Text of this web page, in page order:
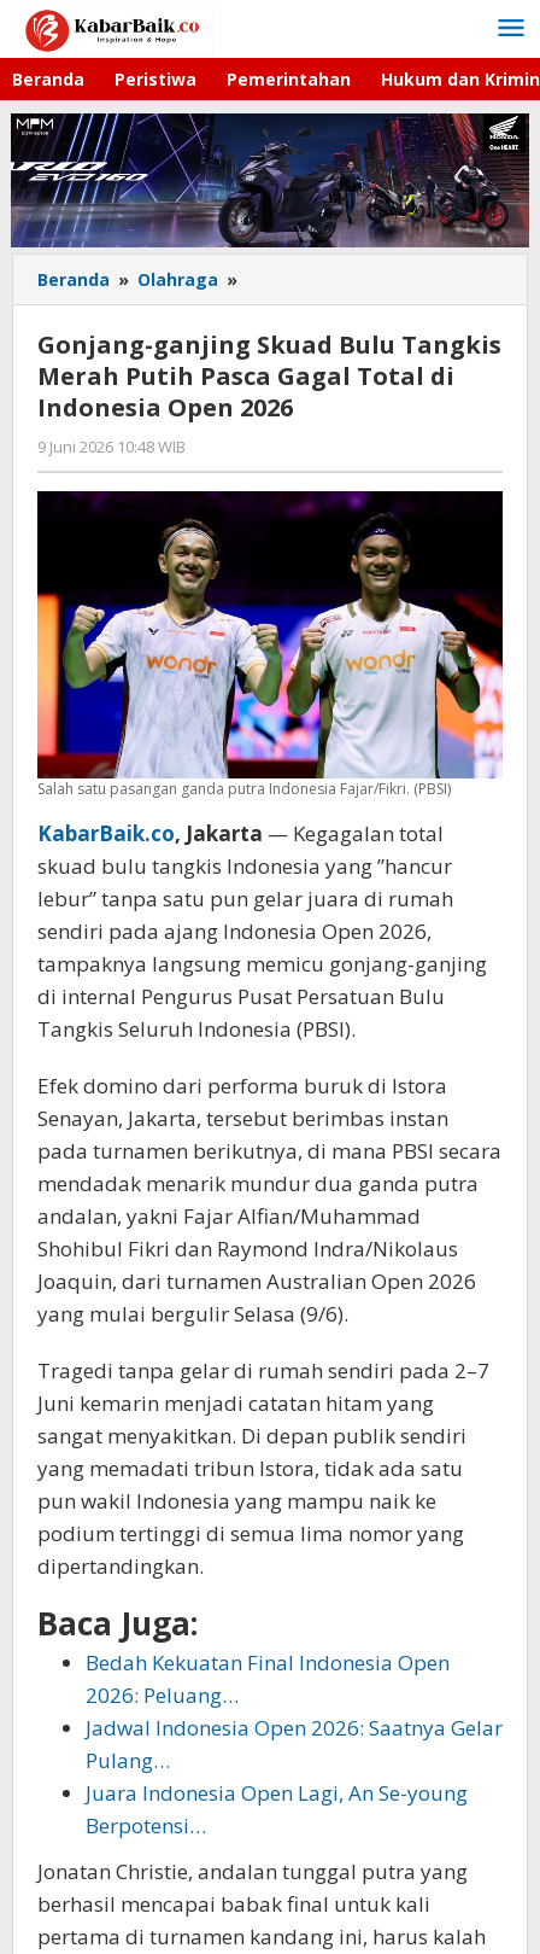
Lewati
konten
Beranda Peristiwa Pemerintahan Hukum dan
Beranda » Olahraga »
ganjing
Skuad
Bulu
Tangkis
Merah
Total
2026
Gonjang-ganjing Skuad Bulu Tangkis
Merah Putih Pasca Gagal Total di
Indonesia Open 2026
9 Juni 2026 10:48 WIB
Hardy
Salah satu pasangan ganda putra Indonesia Fajar/Fikri. (PBSI)
KabarBaik.co, Jakarta — Kegagalan total
skuad bulu tangkis Indonesia yang ”hancur
lebur” tanpa satu pun gelar juara di rumah
sendiri pada ajang Indonesia Open 2026,
tampaknya langsung memicu gonjang-ganjing
di internal Pengurus Pusat Persatuan Bulu
Tangkis Seluruh Indonesia (PBSI).
Efek domino dari performa buruk di Istora
Senayan, Jakarta, tersebut berimbas instan
pada turnamen berikutnya, di mana PBSI secara
mendadak menarik mundur dua ganda putra
andalan, yakni Fajar Alfian/Muhammad
Shohibul Fikri dan Raymond Indra/Nikolaus
Joaquin, dari turnamen Australian Open 2026
yang mulai bergulir Selasa (9/6).
Tragedi tanpa gelar di rumah sendiri pada 2–7
Juni kemarin menjadi catatan hitam yang
sangat menyakitkan. Di depan publik sendiri
yang memadati tribun Istora, tidak ada satu
pun wakil Indonesia yang mampu naik ke
podium tertinggi di semua lima nomor yang
dipertandingkan.
Baca Juga:
Bedah Kekuatan Final Indonesia Open
2026: Peluang…
Jadwal Indonesia Open 2026: Saatnya Gelar
Pulang…
Juara Indonesia Open Lagi, An Se-young
Berpotensi…
Jonatan Christie, andalan tunggal putra yang
berhasil mencapai babak final untuk kali
pertama di turnamen kandang ini, harus kalah